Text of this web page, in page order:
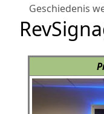
Geschiedenis